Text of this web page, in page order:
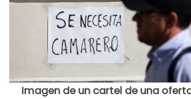
Imagen de un cartel de una